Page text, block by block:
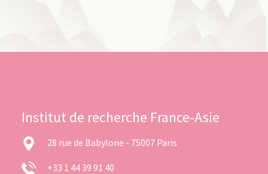
Institut de recherche France-Asie
28 rue de Babylone - 75007 Paris
+33 1 44 39 91 40